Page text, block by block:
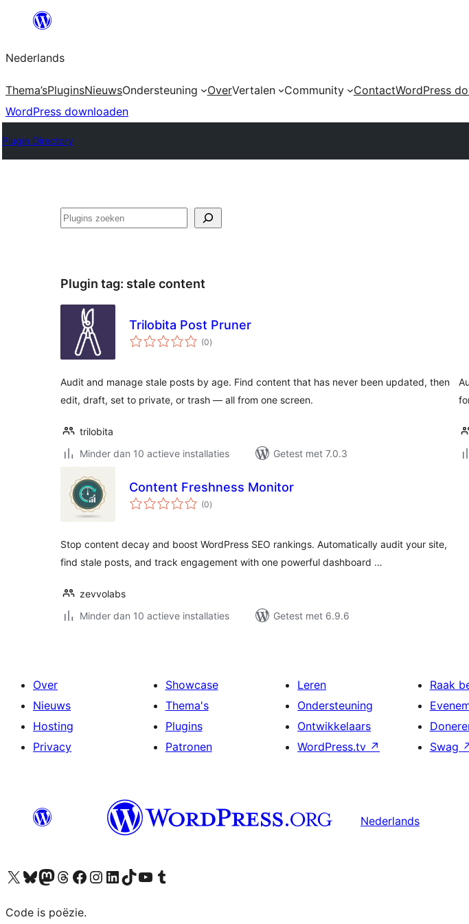
de
inhoud
Nederlands
Thema’sPluginsNieuwsOndersteuning OverVertalen Community ContactWordPress
WordPress downloaden
Plugin Directory
Zoeken
Plugin tag: stale content
Trilobita Post Pruner
(0totaal
waarderingen
)
Audit and manage stale posts by age. Find content that has never been updated, then
edit, draft, set to private, or trash — all from one screen.
trilobita
Minder dan 10 actieve installaties
Getest met 7.0.3
Content Freshness Monitor
(0totaal
waarderingen
)
Stop content decay and boost WordPress SEO rankings. Automatically audit your site,
find stale posts, and track engagement with one powerful dashboard …
zevvolabs
Minder dan 10 actieve installaties
Getest met 6.9.6
Over
Nieuws
Hosting
Privacy
Showcase
Thema's
Plugins
Patronen
Leren
Ondersteuning
Ontwikkelaars
WordPress.tv ↗
Raak
Swag
Nederlands
Bezoek ons X (voorheen Twitter) account
Bezoek ons Bluesky account
Bezoek ons Mastodon account
Bezoek ons Threads account
Onze Facebook pagina bezoeken
Bezoek ons Instagram account
Bezoek ons LinkedIn account
Bezoek ons TikTok account
Bezoek ons YouTube kanaalBezoek ons Tumblr account
Code is poëzie.